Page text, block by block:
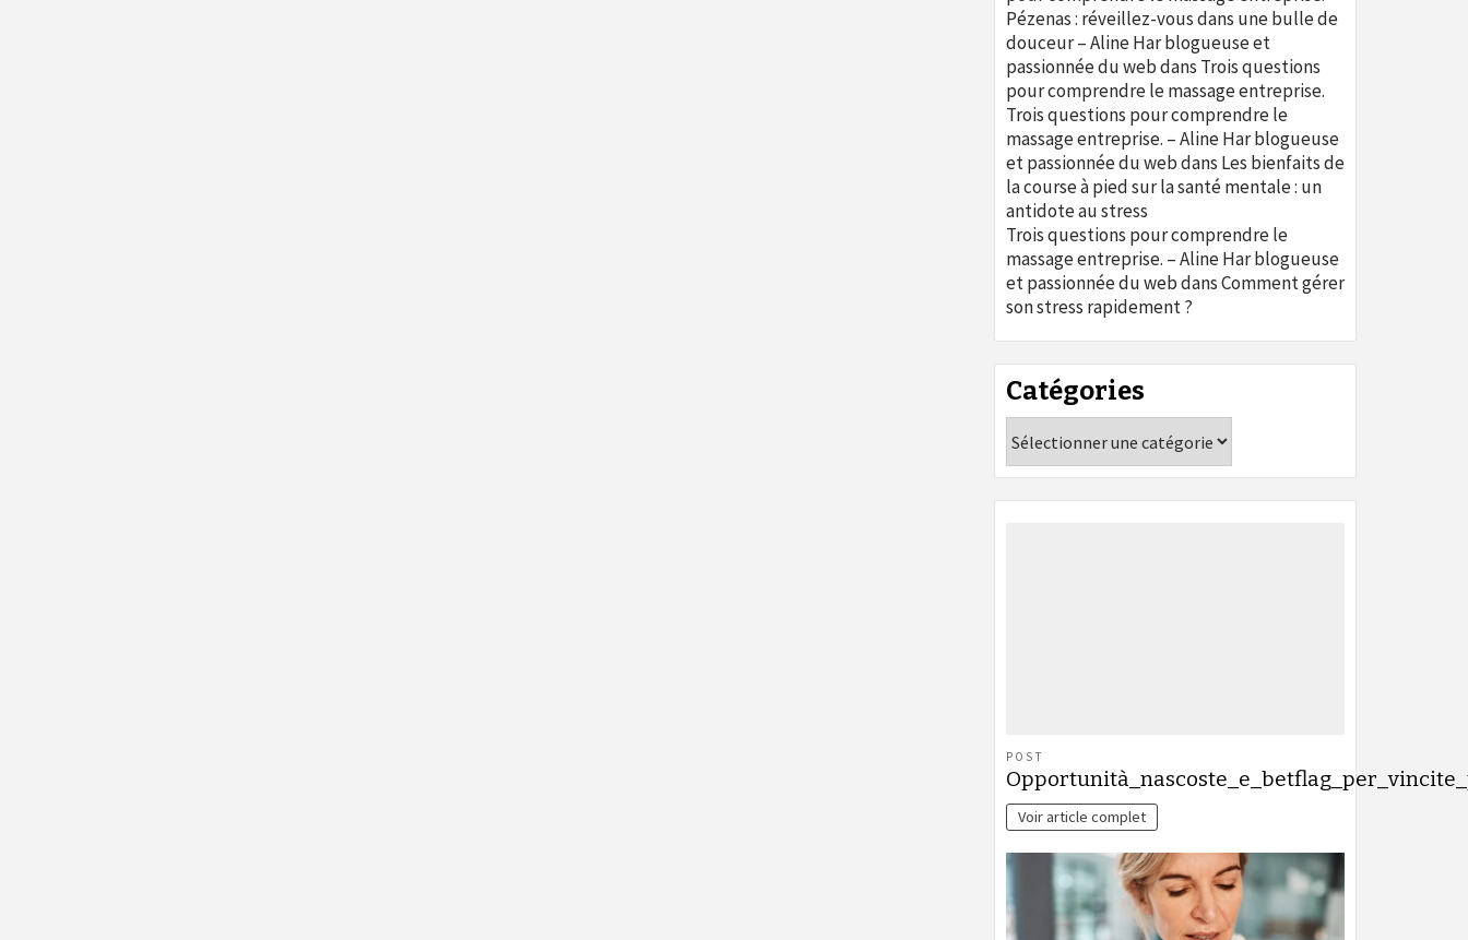
Pézenas : réveillez-vous dans une bulle de
douceur – Aline Har blogueuse et
passionnée du webdans Trois questions
pour comprendre le massage entreprise.
Trois questions pour comprendre le
massage entreprise. – Aline Har blogueuse
et passionnée du webdans Les bienfaits de
la course à pied sur la santé mentale : un
antidote au stress
Trois questions pour comprendre le
massage entreprise. – Aline Har blogueuse
et passionnée du webdansComment gérer
son stress rapidement ?
Catégories
POST
Voir article complet